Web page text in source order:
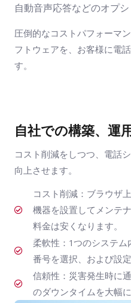
自動音声応答などのオプシ
圧倒的なコストパフォーマ
フトウェアを、お客様に電
す。
自社での構築、運
コスト削減をしつつ、電話
向上させます。
コスト削減：ブラウザ
機器を設置してメンテ
料金は安くなります。
柔軟性：1つのシステ
番号を選択、および設
信頼性：災害発生時に
のダウンタイムを大幅に